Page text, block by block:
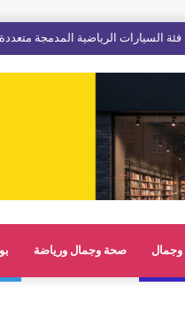
صحة وجمال ورياضة